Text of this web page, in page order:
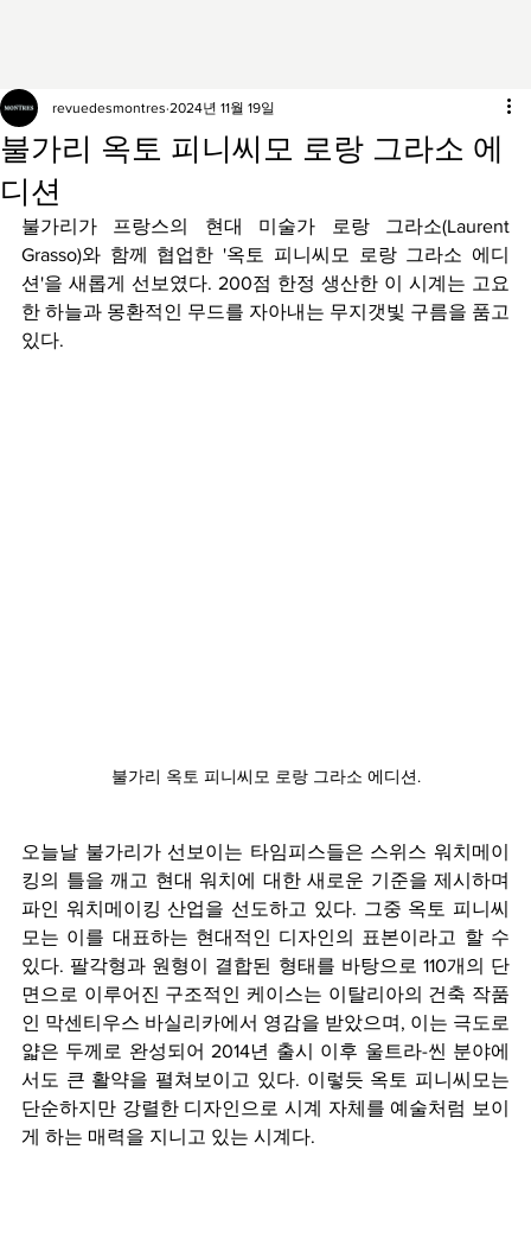
불가리 옥토 피니씨모 로랑 그라소 에
디션
revuedesmontres 2024년 11월 19일
불가리가 프랑스의 현대 미술가 로랑 그라소(Laurent
Grasso)와 함께 협업한 '옥토 피니씨모 로랑 그라소 에디
션'을 새롭게 선보였다. 200점 한정 생산한 이 시계는 고요
한 하늘과 몽환적인 무드를 자아내는 무지갯빛 구름을 품고
있다.
불가리 옥토 피니씨모 로랑 그라소 에디션.
오늘날 불가리가 선보이는 타임피스들은 스위스 워치메이
킹의 틀을 깨고 현대 워치에 대한 새로운 기준을 제시하며
파인 워치메이킹 산업을 선도하고 있다. 그중 옥토 피니씨
모는 이를 대표하는 현대적인 디자인의 표본이라고 할 수
있다. 팔각형과 원형이 결합된 형태를 바탕으로 110개의 단
면으로 이루어진 구조적인 케이스는 이탈리아의 건축 작품
인 막센티우스 바실리카에서 영감을 받았으며, 이는 극도로
얇은 두께로 완성되어 2014년 출시 이후 울트라-씬 분야에
서도 큰 활약을 펼쳐보이고 있다. 이렇듯 옥토 피니씨모는
단순하지만 강렬한 디자인으로 시계 자체를 예술처럼 보이
게 하는 매력을 지니고 있는 시계다.